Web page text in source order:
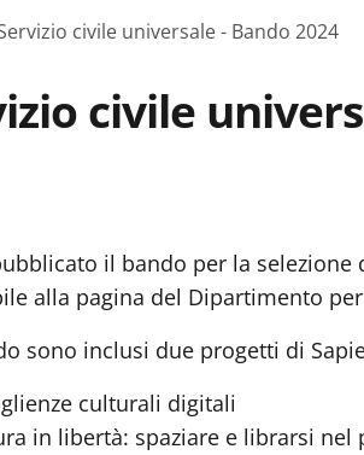
civile universale - Bando 2024
civile
il bando per la
alla pagina del Dipartimento
sono inclusi due progetti di
culturali digitali
in libertà: spaziare e librarsi nel